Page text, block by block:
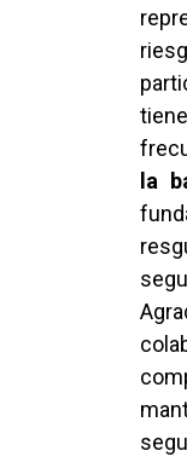
la